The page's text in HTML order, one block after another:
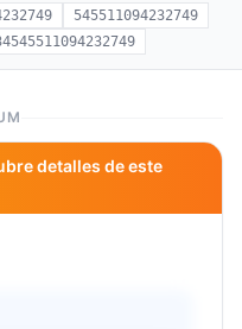
545511094232749
detalles de este